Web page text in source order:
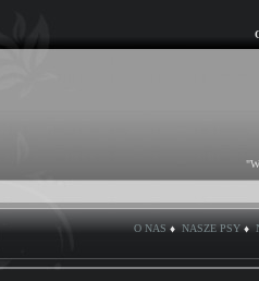
O NAS ♦ NASZE PSY ♦